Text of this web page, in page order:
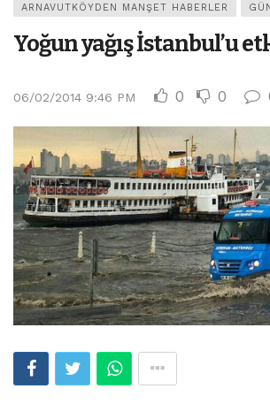
ARNAVUTKÖYDEN MANŞET HABERLER
Yoğun yağış İstanbul’u
06/02/2014 9:46 PM 0 0